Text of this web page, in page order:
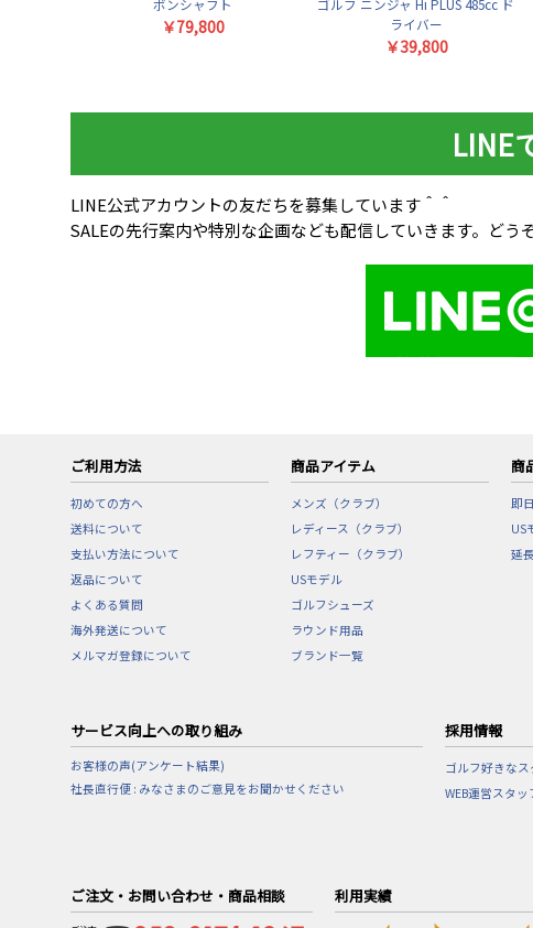
ボンシャフト
￥79,800
ゴルフ ニンジャ Hi PLUS 485cc ド
ライバー
￥39,800
LINE
LINE公式アカウントの友だちを募集しています＾＾
SALEの先行案内や特別な企画なども配信していきます。どう
ご利用方法
初めての方へ
送料について
支払い方法について
返品について
よくある質問
海外発送について
メルマガ登録について
商品アイテム
メンズ（クラブ）
レディース（クラブ）
レフティー（クラブ）
USモデル
ゴルフシューズ
ラウンド用品
ブランド一覧
商
即
US
延
サービス向上への取り組み
お客様の声(アンケート結果)
社長直行便 : みなさまのご意見をお聞かせください
採用情報
ゴルフ好きなス
WEB運営スタッ
ご注文・お問い合わせ・商品相談 利用実績